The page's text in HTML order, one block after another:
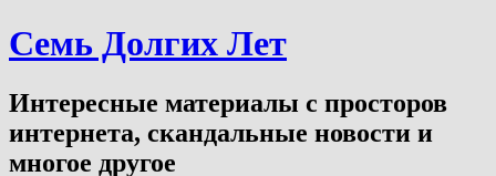
Семь Долгих Лет
Интересные материалы с просторов
интернета, скандальные новости и
многое другое